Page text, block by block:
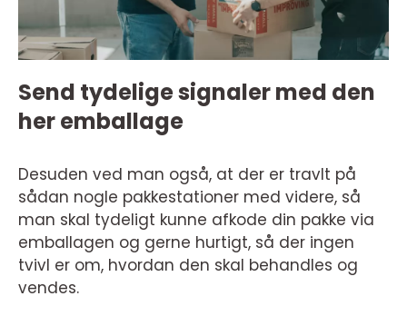
Send tydelige signaler med den
her emballage
Desuden ved man også, at der er travlt på
sådan nogle pakkestationer med videre, så
man skal tydeligt kunne afkode din pakke via
emballagen og gerne hurtigt, så der ingen
tvivl er om, hvordan den skal behandles og
vendes.